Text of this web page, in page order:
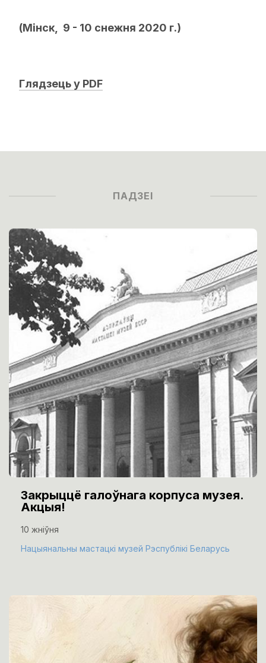
(Мінск, 9 - 10 снежня 2020 г.)
Глядзець у PDF
ПАДЗЕІ
Закрыццё галоўнага корпуса музея.
Акцыя!
10 жніўня
Нацыянальны мастацкі музей Рэспублікі Беларусь